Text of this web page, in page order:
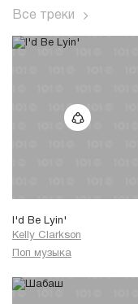
Все треки
I'd Be Lyin'
Kelly Clarkson
Поп музыка